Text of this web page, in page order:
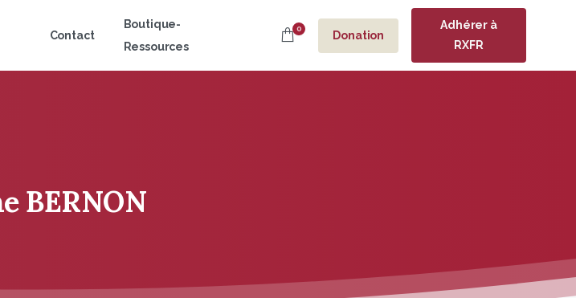
Contact
Boutique-
Ressources
0 Donation
Adhérer à
RXFR
BERNON